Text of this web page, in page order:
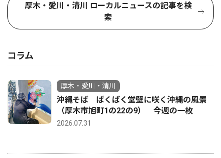
厚木・愛川・清川 ローカルニュースの記事を検
索
コラム
厚木・愛川・清川
沖縄そば ぱくぱく堂壁に咲く沖縄の風景
（厚木市旭町1の22の9） 今週の一枚
2026.07.31